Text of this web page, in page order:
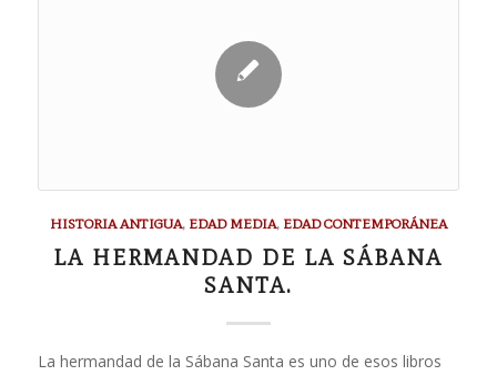
HISTORIA ANTIGUA, EDAD MEDIA, EDAD CONTEMPORÁNEA
LA HERMANDAD DE LA SÁBANA
SANTA.
La hermandad de la Sábana Santa es uno de esos libros